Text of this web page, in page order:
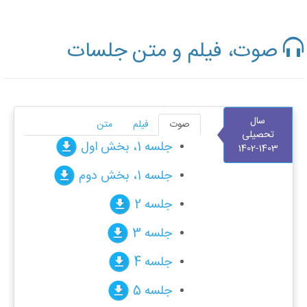
صوت، فیلم و متن جلسات
سال
تحصیلی
1403-1402
صوت فیلم متن
جلسه 1، بخش اول
جلسه 1، بخش دوم
جلسه 2
جلسه 3
جلسه 4
جلسه 5